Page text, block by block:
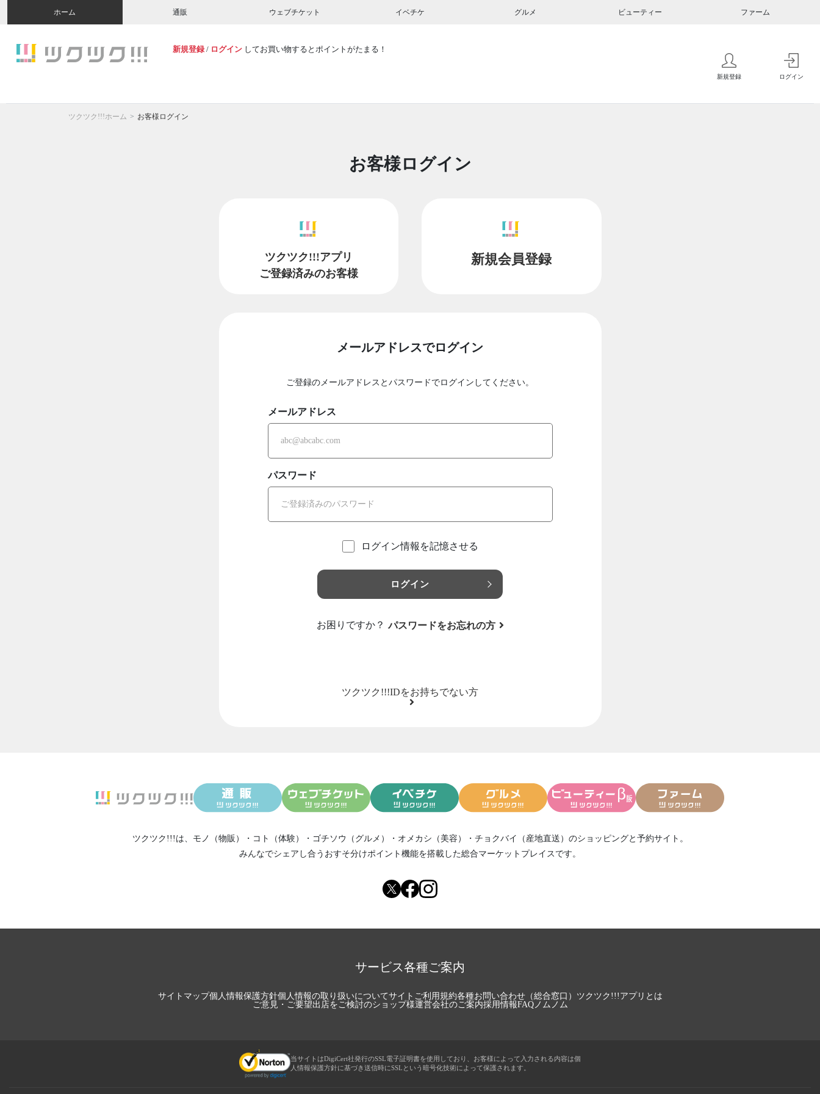
ホーム 通販 ウェブチケット イベチケ グルメ ビューティー ファーム
新規登録 / ログイン してお買い物するとポイントがたまる！
新規登録 ログイン
ツクツク!!!ホーム お客様ログイン
お客様ログイン
ツクツク!!!アプリ
ご登録済みのお客様
新規会員登録
メールアドレスでログイン
ご登録のメールアドレスとパスワードでログインしてください。
メールアドレス
パスワード
ログイン情報を記憶させる
ログイン
お困りですか？ パスワードをお忘れの方
ツクツク!!!IDをお持ちでない方
ツクツク!!!は、 モノ（物販） ・ コト（体験） ・ ゴチソウ（グルメ） ・ オメカシ（美容） ・ チョクバイ（産地直送） のショッピングと予約サイト。
みんなでシェアし合う おすそ分けポイント機能を搭載した総合マーケットプレイスです。
サービス各種ご案内
サイトマップ個人情報保護方針個人情報の取り扱いについてサイトご利用規約各種お問い合わせ（総合窓口） ツクツク!!!アプリとは
ご意見・ご要望出店をご検討のショップ様運営会社のご案内採用情報FAQノムノム
当サイトはDigiCert社発行のSSL電子証明書を使用しており、お客様によって入力される内容は個
人情報保護方針に基づき送信時にSSLという暗号化技術によって保護されます。